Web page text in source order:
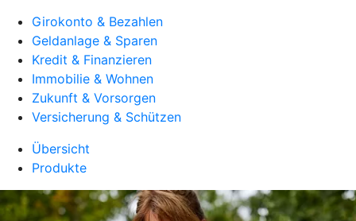
Girokonto & Bezahlen
Geldanlage & Sparen
Kredit & Finanzieren
Immobilie & Wohnen
Zukunft & Vorsorgen
Versicherung & Schützen
Übersicht
Produkte